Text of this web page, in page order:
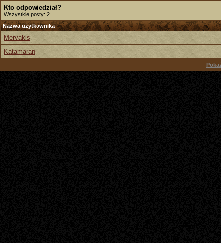
Kto odpowiedział?
Wszystkie posty: 2
Nazwa użytkownika
Mervakis
Katamaran